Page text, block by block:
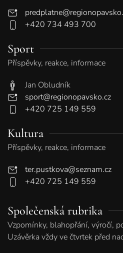
+420 734 493 700
Sport
Příspěvky, reakce, informace
Jan Obludník
sport@regionopavsko.cz
+420 725 149 559
Kultura
Příspěvky, reakce, informace
ter.pustkova@seznam.cz
+420 725 149 559
Společenská rubrika
Vzpomínky, blahopřání, výročí,
Uzávěrka vždy ve čtvrtek před